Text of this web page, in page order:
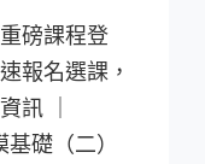
重磅課程登
報名選課，
資訊 ｜
礎（二）